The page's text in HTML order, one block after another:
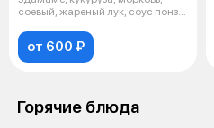
соевый, жареный лук, соус понзу,
от 600 ₽
Горячие блюда